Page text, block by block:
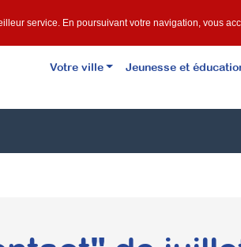
Votre ville Jeunesse et
service. En poursuivant votre navigation, vous